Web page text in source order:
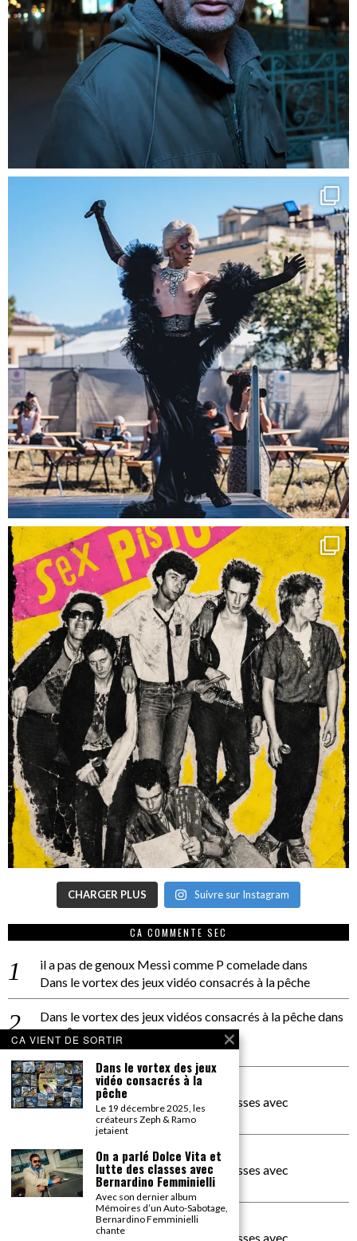
CHARGER PLUS Suivre sur Instagram
CA COMMENTE SEC
il a pas de genoux Messi comme P comeladedans
Dans le vortex des jeux vidéo consacrés à la pêche
Dans le vortex des jeux vidéos consacrés à la pêchedans
PACÔME THIELLEMENT
La séance d’Hip Gnose
La Patrie
dans
On a parlé Dolce Vita et lutte des classes avec
Bernardino Femminielli
carte noire negra à l'o tiededans
On a parlé Dolce Vita et lutte des classes avec
Bernardino Femminielli
moise et son mascarédans
On a parlé Dolce Vita et lutte des classes avec
CA VIENT DE SORTIR
Dans le vortex des jeux
vidéo consacrés à la
pêche
Le 19 décembre 2025, les
créateurs Zeph & Ramo
jetaient
On a parlé Dolce Vita et
lutte des classes avec
Bernardino Femminielli
Avec son dernier album
Mémoires d’un Auto-Sabotage,
Bernardino Femminielli
chante